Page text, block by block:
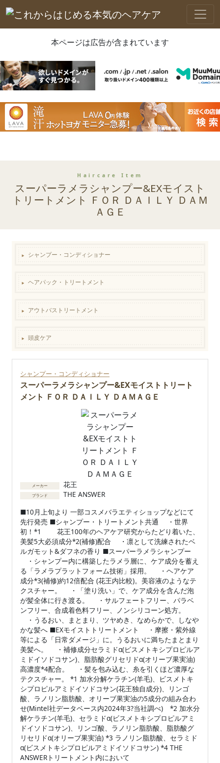
本ページは広告が含まれています
Haircare Item
スーパーラメラシャンプー&EXモイスト
トリートメント ＦＯＲ ＤＡＩＬＹ ＤＡＭ
ＡＧＥ
▶︎ シャンプー・コンディショナー
▶︎ ヘアパック・トリートメント
▶︎ アウトバストリートメント
▶︎ 頭皮ケア
シャンプー・コンディショナー
スーパーラメラシャンプー&EXモイストトリート
メント ＦＯＲ ＤＡＩＬＹ ＤＡＭＡＧＥ
メーカー 花王
ブランド
THE ANSWER
■10月上旬より 一部コスメバラエティショップなどにて
先行発売 ■シャンプー・トリートメント共通 ・世界
初！*1 花王100年のヘアケア研究からたどり着いた、
美髪5大必須成分*2(補修)配合 ・凛として洗練されたベ
ルガモット&ダフネの香り ■スーパーラメラシャンプー
・シャンプー内に構築したラメラ層に、ケア成分を蓄え
る「ラメラプラットフォーム技術」採用。 ・ヘアケア
成分*3(補修)約12倍配合 (花王内比較)。美容液のようなテ
クスチャー。 ・「塗り洗い」で、ケア成分を含んだ泡
が髪全体に行き渡る。 ・サルフェートフリー、パラベ
ンフリー、合成着色料フリー、ノンシリコーン処方。
・うるおい、まとまり、ツヤめき、なめらかで、しなや
かな髪へ ■EXモイストトリートメント ・摩擦・紫外線
等による「日常ダメージ」に。うるおいに満ちたまとまり
美髪へ。 ・補修成分セラミドα(ビスメトキシプロピルア
ミドイソドコサン)、脂肪酸グリセリドα(オリーブ果実油)
高濃度*4配合。 ・髪を包み込む、糸を引くほど濃厚な
テクスチャー。 *1 加水分解ケラチン(羊毛)、ビスメトキ
シプロピルアミドイソドコサン(花王独自成分)、リンゴ
酸、ラノリン脂肪酸、オリーブ果実油の5成分の組み合わ
せ(Mintel社データベース内2024年3?当社調べ) *2 加水分
解ケラチン(羊毛)、セラミドα(ビスメトキシプロピルアミ
ドイソドコサン)、リンゴ酸、ラノリン脂肪酸、脂肪酸グ
リセリドα(オリーブ果実油) *3 ラノリン脂肪酸、セラミド
α(ビスメトキシプロピルアミドイソドコサン) *4 THE
ANSWERトリートメント内において